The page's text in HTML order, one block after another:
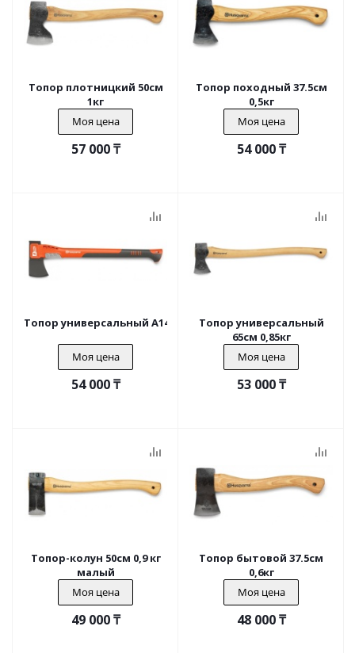
Топор плотницкий 50см
1кг
Моя цена
57 000₸
Топор походный 37.5см
0,5кг
Моя цена
54 000₸
Топор универсальный A1400 60см 1.4кг
Моя цена
54 000₸
Топор универсальный
65см 0,85кг
Моя цена
53 000₸
Топор-колун 50см 0,9 кг
малый
Моя цена
49 000₸
Топор бытовой 37.5см
0,6кг
Моя цена
48 000₸